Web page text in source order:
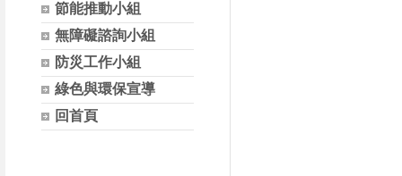
節能推動小組
無障礙諮詢小組
防災工作小組
綠色與環保宣導
回首頁